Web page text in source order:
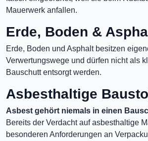
Mauerwerk anfallen.
Erde, Boden &
Erde, Boden und Asphalt besitzen
Verwertungswege und dürfen nicht als
Bauschutt entsorgt werden.
Asbesthaltige
Asbest gehört niemals in einen
Bereits der Verdacht auf asbesthaltige
besonderen Anforderungen an